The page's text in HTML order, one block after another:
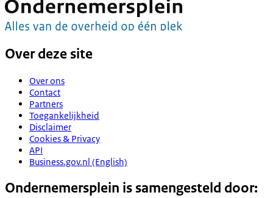
Over deze site
Over ons
Contact
Partners
Toegankelijkheid
Disclaimer
Cookies & Privacy
API
Business.gov.nl (English)
Ondernemersplein is samengesteld door: